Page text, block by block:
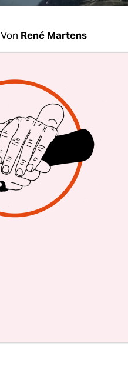
Von René Martens
|
Natascha Kampusch,
ihres Peinigers
bevorzugt, ist nicht
Romane Thomas
Als die 21-Jährige bei
Kampusch - 3.096
über die "neidisch-
den österreichischen
Bernhards